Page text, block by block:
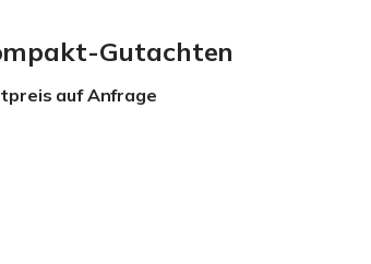
Gutachten
auf Anfrage